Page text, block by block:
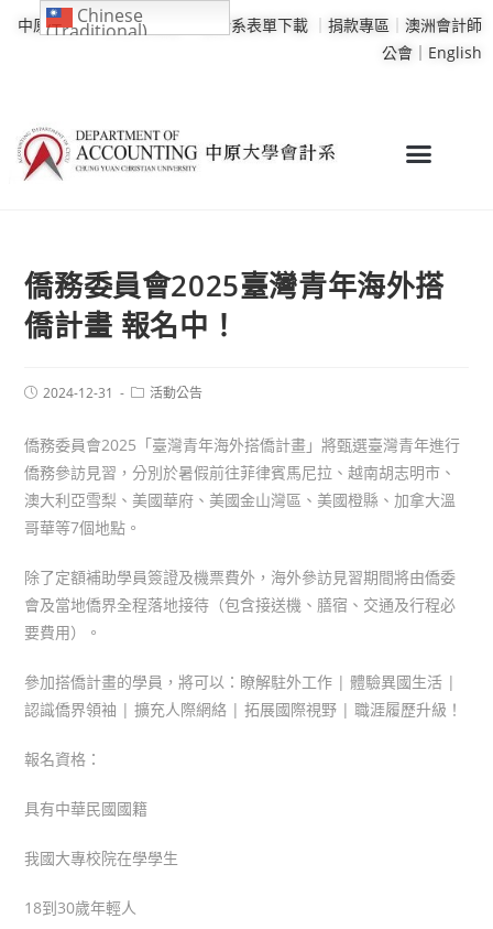
中原大學｜學校行事曆 會計系表單下載 ｜ 捐款專區 ｜ 澳洲會計師
公會｜ English
僑務委員會2025臺灣青年海外搭
僑計畫 報名中！
2024-12-31 活動公告
僑務委員會2025「臺灣青年海外搭僑計畫」將甄選臺灣青年進行
僑務參訪見習，分別於暑假前往菲律賓馬尼拉、越南胡志明市、
澳大利亞雪梨、美國華府、美國金山灣區、美國橙縣、加拿大溫
哥華等7個地點。
除了定額補助學員簽證及機票費外，海外參訪見習期間將由僑委
會及當地僑界全程落地接待（包含接送機、膳宿、交通及行程必
要費用）。
參加搭僑計畫的學員，將可以：瞭解駐外工作 | 體驗異國生活 |
認識僑界領袖 | 擴充人際網絡 | 拓展國際視野 | 職涯履歷升級！
報名資格：
具有中華民國國籍
我國大專校院在學學生
18到30歲年輕人
Chinese
(Traditional)